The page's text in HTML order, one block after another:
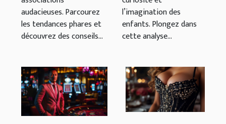
audacieuses. Parcourez
les tendances phares et
découvrez des conseils...
l’imagination des
enfants. Plongez dans
cette analyse...